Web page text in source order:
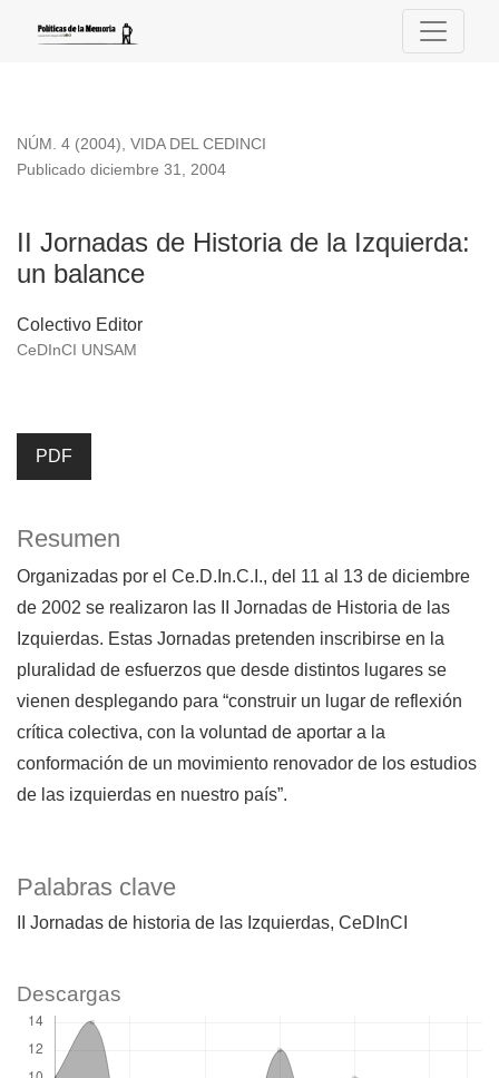
II Jornadas de Historia de la Izquierda: un balance
NÚM. 4 (2004), VIDA DEL CEDINCI
II Jornadas de Historia de la Izquierda:
un balance
Publicado diciembre 31, 2004
Colectivo Editor
CeDInCI UNSAM
PDF
Palabras clave
II Jornadas de historia de las Izquierdas CeDInCI
Resumen
Organizadas por el Ce.D.In.C.I., del 11 al 13 de diciembre
de 2002 se realizaron las II Jornadas de Historia de las
Izquierdas. Estas Jornadas pretenden inscribirse en la
pluralidad de esfuerzos que desde distintos lugares se
vienen desplegando para “construir un lugar de reflexión
crítica colectiva, con la voluntad de aportar a la
conformación de un movimiento renovador de los estudios
de las izquierdas en nuestro país”.
Descargas